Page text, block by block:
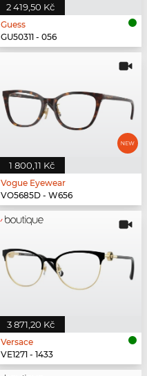
2 419,50 Kč
Guess
GU50311 - 056
1 800,11 Kč
Vogue Eyewear
VO5685D - W656
3 871,20 Kč
Versace
VE1271 - 1433